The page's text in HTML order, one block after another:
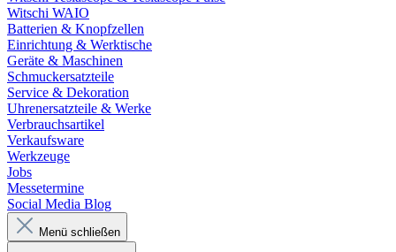
Witschi WAIO
Batterien & Knopfzellen
Einrichtung & Werktische
Geräte & Maschinen
Schmuckersatzteile
Service & Dekoration
Uhrenersatzteile & Werke
Verbrauchsartikel
Verkaufsware
Werkzeuge
Jobs
Messetermine
Social Media Blog
Menü schließen